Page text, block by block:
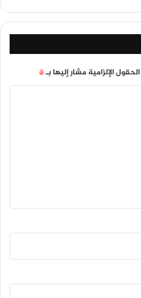
الحقول الإلزامية مشار إليها بـ*